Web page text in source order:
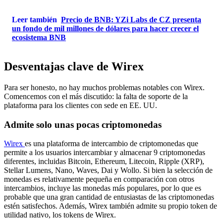
Leer también Precio de BNB: YZi Labs de CZ presenta
un fondo de mil millones de dólares para hacer crecer el
ecosistema BNB
Desventajas clave de Wirex
Para ser honesto, no hay muchos problemas notables con Wirex.
Comencemos con el más discutido: la falta de soporte de la
plataforma para los clientes con sede en EE. UU.
Admite solo unas pocas criptomonedas
Wirex es una plataforma de intercambio de criptomonedas que
permite a los usuarios intercambiar y almacenar 9 criptomonedas
diferentes, incluidas Bitcoin, Ethereum, Litecoin, Ripple (XRP),
Stellar Lumens, Nano, Waves, Dai y Wollo. Si bien la selección de
monedas es relativamente pequeña en comparación con otros
intercambios, incluye las monedas más populares, por lo que es
probable que una gran cantidad de entusiastas de las criptomonedas
estén satisfechos. Además, Wirex también admite su propio token de
utilidad nativo, los tokens de Wirex.